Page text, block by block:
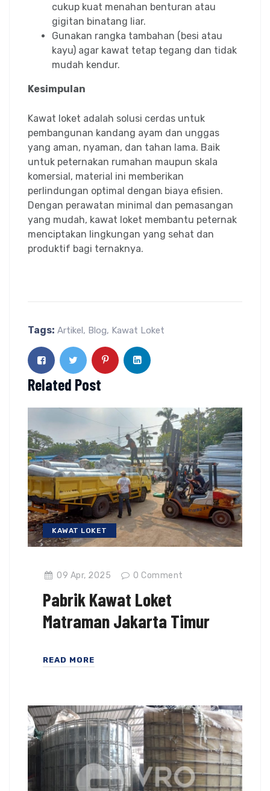
cukup kuat menahan benturan atau
gigitan binatang liar.
Gunakan rangka tambahan (besi atau
kayu) agar kawat tetap tegang dan tidak
mudah kendur.
Kesimpulan
Kawat loket adalah solusi cerdas untuk
pembangunan kandang ayam dan unggas
yang aman, nyaman, dan tahan lama. Baik
untuk peternakan rumahan maupun skala
komersial, material ini memberikan
perlindungan optimal dengan biaya efisien.
Dengan perawatan minimal dan pemasangan
yang mudah, kawat loket membantu peternak
menciptakan lingkungan yang sehat dan
produktif bagi ternaknya.
Tags: Artikel , Blog, Kawat Loket
Related Post
KAWAT LOKET
09 Apr, 2025 0 Comment
Pabrik Kawat Loket
Matraman Jakarta Timur
READ MORE